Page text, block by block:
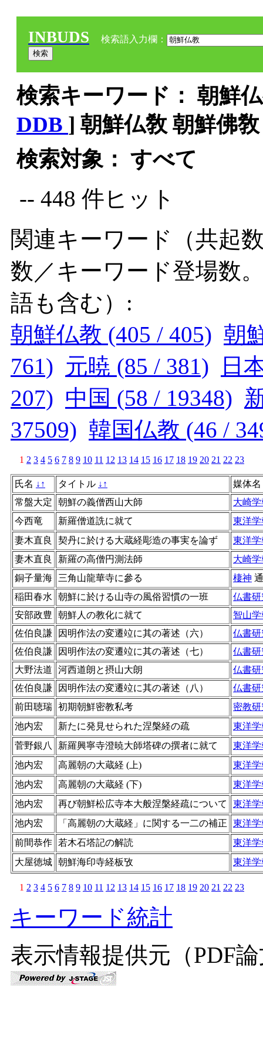
INBUDS 検索語入力欄：
検索キーワード： 朝鮮
DDB ] 朝鮮仏敎 朝鮮佛敎
検索対象： すべて
-- 448 件ヒット
関連キーワード（共起
数／キーワード登場数
語も含む）:
朝鮮仏教 (405 / 405) 朝
761) 元暁 (85 / 381)
日
207) 中国 (58 / 19348)
37509) 韓国仏教 (46 /
1 2 3 4 5 6 7 8 9 10 11 12 13 14 15 16 17 18 19 20 21 22 23
氏名 ↓ ↑ タイトル ↓ ↑
媒体名
常盤大定
朝鮮の義僧西山大師
大崎
今西竜
新羅僧道詵に就て
東洋学
妻木直良
契丹に於ける大蔵経彫造の事実を論ず
東洋学
妻木直良
新羅の高僧円測法師
大崎
銅子量海
三角山龍華寺に參る 棲神
稲田春水
朝鮮に於ける山寺の風俗習慣の一班
仏書研
安部政豊
朝鮮人の教化に就て
智山
佐伯良謙
因明作法の変遷竝に其の著述（六）
仏書研
佐伯良謙
因明作法の変遷竝に其の著述（七）
仏書研
大野法道
河西道朗と摂山大朗
仏書研
佐伯良謙
因明作法の変遷竝に其の著述（八）
仏書研
前田聴瑞 初期朝鮮密教私考
密教
池内宏
新たに発見せられた涅槃経の疏
東洋学
菅野銀八
新羅興寧寺澄暁大師塔碑の撰者に就て
東洋学
池内宏
高麗朝の大蔵経 (上)
東洋学
池内宏
高麗朝の大蔵経 (下)
東洋学
池内宏
再び朝鮮松広寺本大般涅槃経疏について
東洋学
池内宏
「高麗朝の大蔵経」に関する一二の補正
東洋学
前間恭作
若木石塔記の解読
東洋学
大屋徳城 朝鮮海印寺経板攷 東洋学
1 2 3 4 5 6 7 8 9 10 11 12 13 14 15 16 17 18 19 20 21 22 23
キーワード統計
表示情報提供元（PDF